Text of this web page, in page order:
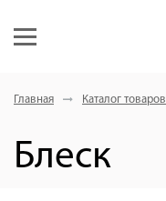
Главная Каталог товаров
Блеск